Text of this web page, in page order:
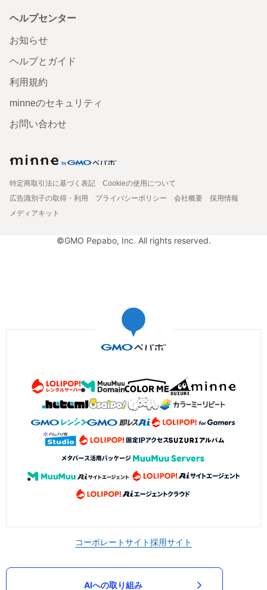
ヘルプセンター
お知らせ
ヘルプとガイド
利用規約
minneのセキュリティ
お問い合わせ
特定商取引法に基づく表記
Cookieの使用について
広告識別子の取得・利用
プライバシーポリシー 会社概要
採用情報
メディアキット
©GMO Pepabo, Inc. All rights reserved.
コーポレートサイト採用サイト
AIへの取り組み